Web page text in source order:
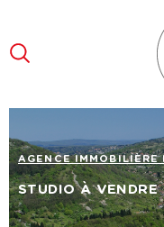
la
menu
contenu
AGENCE IMMOBILIÈRE
STUDIO À VENDRE